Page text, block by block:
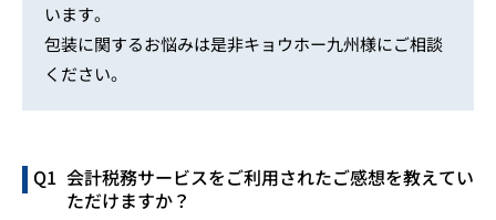
います。
包装に関するお悩みは是非キョウホー九州様にご相談
ください。
会計税務サービスをご利用されたご感想を教えてい
ただけますか？